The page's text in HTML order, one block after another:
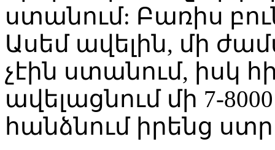
ստանում: Բառիս
Ասեմ ավելին, մի
չէին ստանում, իսկ
ավելացնում մի 7-
հանձնում իրենց